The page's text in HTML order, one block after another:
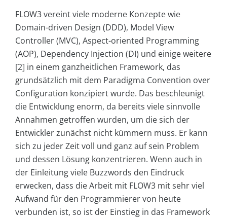
FLOW3 vereint viele moderne Konzepte wie
Domain-driven Design (DDD), Model View
Controller (MVC), Aspect-oriented Programming
(AOP), Dependency Injection (DI) und einige weitere
[2] in einem ganzheitlichen Framework, das
grundsätzlich mit dem Paradigma Convention over
Configuration konzipiert wurde. Das beschleunigt
die Entwicklung enorm, da bereits viele sinnvolle
Annahmen getroffen wurden, um die sich der
Entwickler zunächst nicht kümmern muss. Er kann
sich zu jeder Zeit voll und ganz auf sein Problem
und dessen Lösung konzentrieren. Wenn auch in
der Einleitung viele Buzzwords den Eindruck
erwecken, dass die Arbeit mit FLOW3 mit sehr viel
Aufwand für den Programmierer von heute
verbunden ist, so ist der Einstieg in das Framework